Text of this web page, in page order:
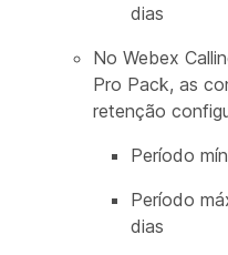
dias
No Webex
Pro Pack, as
retenção
Período
Período
dias